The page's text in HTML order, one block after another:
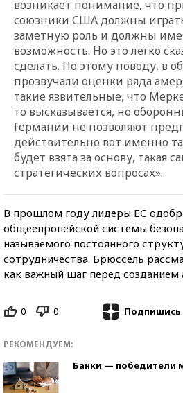
возникает понимание, что
союзники США должны
заметную роль и должны
возможность. Но это легко
сделать. По этому поводу, в
прозвучали оценки ряда
такие язвительные, что
то высказывается, но
Германии не позволяют
действительно вот именно
будет взята за основу, такая
стратегических вопросах».
В прошлом году лидеры ЕС
общеевропейской системы
называемого постоянного
сотрудничества. Брюссель
как важный шаг перед созданием
0 0 Подпишись
РЕКОМЕНДУЕМ:
Банки — победители